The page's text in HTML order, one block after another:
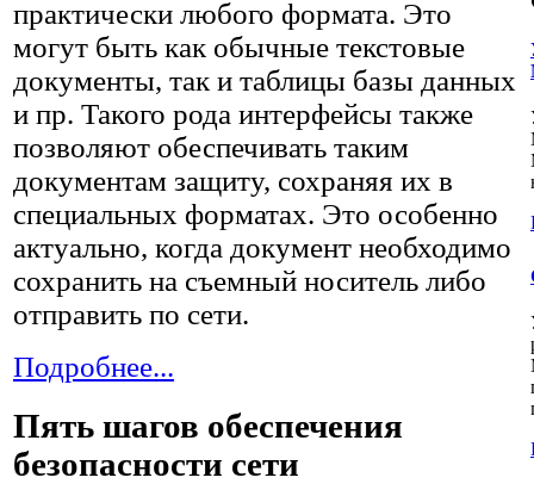
практически любого формата. Это
могут быть как обычные текстовые
документы, так и таблицы базы данных
и пр. Такого рода интерфейсы также
позволяют обеспечивать таким
документам защиту, сохраняя их в
специальных форматах. Это особенно
актуально, когда документ необходимо
сохранить на съемный носитель либо
отправить по сети.
Подробнее...
Пять шагов обеспечения
безопасности сети